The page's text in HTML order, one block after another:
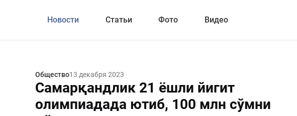
Новости Статьи Фото Видео
Общество13 декабря 2023
Самарқандлик 21 ёшли йигит
олимпиадада ютиб, 100 млн сўмни